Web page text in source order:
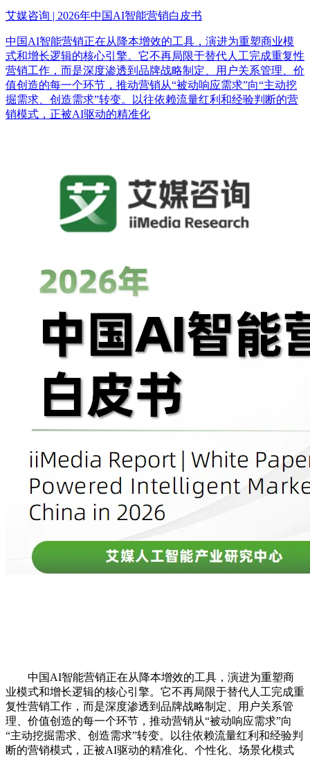
艾媒咨询 | 2026年中国AI智能营销白皮书
中国AI智能营销正在从降本增效的工具，演进为重塑商业模
式和增长逻辑的核心引擎。它不再局限于替代人工完成重复性
营销工作，而是深度渗透到品牌战略制定、用户关系管理、价
值创造的每一个环节，推动营销从“被动响应需求”向“主动挖
掘需求、创造需求”转变。以往依赖流量红利和经验判断的营
销模式，正被AI驱动的精准化
中国AI智能营销正在从降本增效的工具，演进为重塑商
业模式和增长逻辑的核心引擎。它不再局限于替代人工完成重
复性营销工作，而是深度渗透到品牌战略制定、用户关系管
理、价值创造的每一个环节，推动营销从“被动响应需求”向
“主动挖掘需求、创造需求”转变。以往依赖流量红利和经验判
断的营销模式，正被AI驱动的精准化、个性化、场景化模式